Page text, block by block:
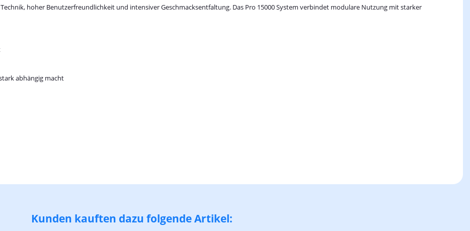
hoher Benutzerfreundlichkeit und intensiver Geschmacksentfaltung. Das Pro 15000 System verbindet modulare Nutzung mit starker
abhängig macht
Kunden kauften dazu folgende Artikel: